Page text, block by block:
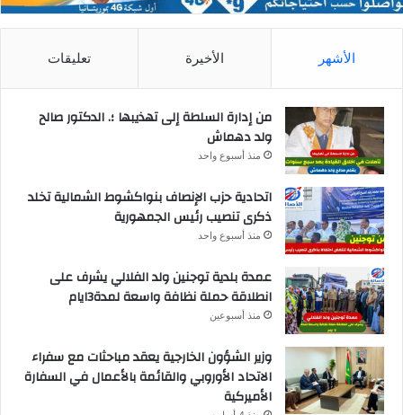
الأشهر الأخيرة تعليقات
من إدارة السلطة إلى تهذيبها ؛. الدكتور صالح
ولد دهماش
منذ أسبوع واحد
اتحادية حزب الإنصاف بنواكشوط الشمالية تخلد
ذكرى تنصيب رئيس الجمهورية
منذ أسبوع واحد
عمدة بلدية توجنين ولد الفلالي يشرف على
انطلاقة حملة نظافة واسعة لمدة3ايام
منذ أسبوعين
وزير الشؤون الخارجية يعقد مباحثات مع سفراء
الاتحاد الأوروبي والقائمة بالأعمال في السفارة
الأميركية